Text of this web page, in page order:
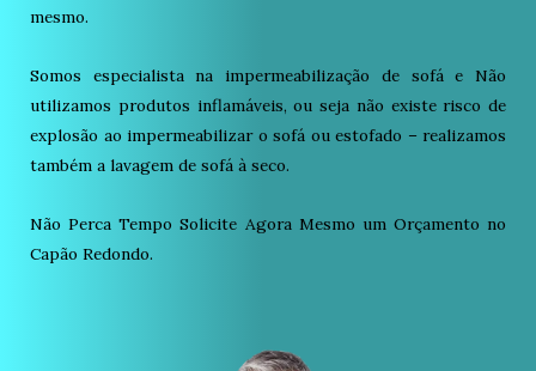
mesmo.
Somos especialista na impermeabilização de sofá e Não
utilizamos produtos inflamáveis, ou seja não existe risco de
explosão ao impermeabilizar o sofá ou estofado – realizamos
também a lavagem de sofá à seco.
Não Perca Tempo Solicite Agora Mesmo um Orçamento no
Capão Redondo.